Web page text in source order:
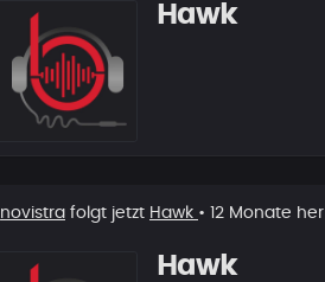
Hawk
Neuer
novistra folgt jetzt Hawk • 12 Monate her
Hawk